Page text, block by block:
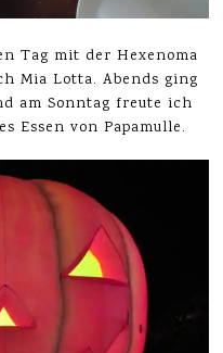
Tag mit der Hexenoma
Mia Lotta. Abends ging
am Sonntag freute ich
Essen von Papamulle.